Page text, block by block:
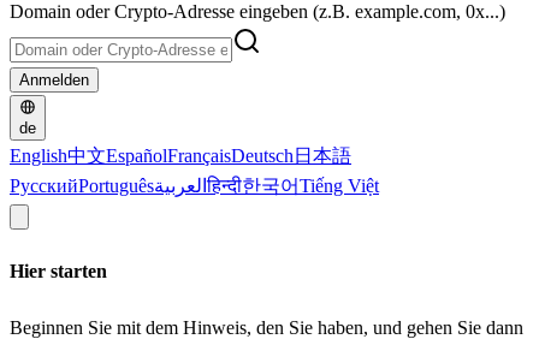
Domain oder Crypto-Adresse eingeben (z.B. example.com, 0x...)
Anmelden
de
English中文EspañolFrançaisDeutsch 日本語
РусскийPortuguêsالعربيةहिन्दी한국어Tiếng Việt
Hier starten
Beginnen Sie mit dem Hinweis, den Sie haben, und gehen Sie dann